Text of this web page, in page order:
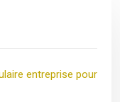
entreprise pour